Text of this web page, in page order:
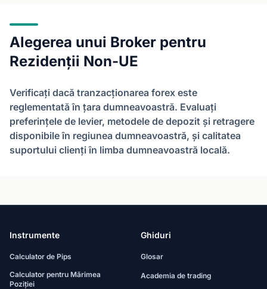
Alegerea unui Broker pentru
Rezidenții Non-UE
Verificați dacă tranzacționarea forex este
reglementată în țara dumneavoastră. Evaluați
preferințele de levier, metodele de depozit și retragere
disponibile în regiunea dumneavoastră, și calitatea
suportului clienți în limba dumneavoastră locală.
Instrumente
Calculator de Pips
Calculator pentru Mărimea
Poziției
Ghiduri
Glosar
Academia de trading